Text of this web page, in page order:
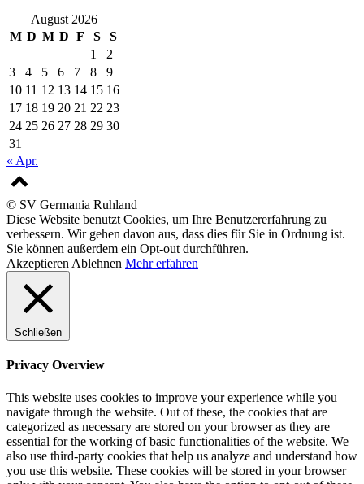
August 2026
M D M D F S
S
1
2
3
4 5 6 7 8
9
10 11 12 13 14 15 16
17 18 19 20 21 22 23
24 25 26 27 28 29 30
31
« Apr.
© SV Germania Ruhland
Diese Website benutzt Cookies, um Ihre Benutzererfahrung zu
verbessern. Wir gehen davon aus, dass dies für Sie in Ordnung ist.
Sie können außerdem ein Opt-out durchführen.
Akzeptieren Ablehnen Mehr erfahren
Schließen
Privacy Overview
This website uses cookies to improve your experience while you
navigate through the website. Out of these, the cookies that are
categorized as necessary are stored on your browser as they are
essential for the working of basic functionalities of the website. We
also use third-party cookies that help us analyze and understand how
you use this website. These cookies will be stored in your browser